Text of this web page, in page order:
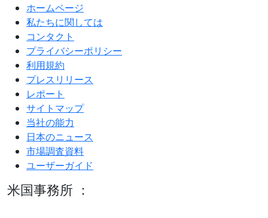
ホームページ
私たちに関しては
コンタクト
プライバシーポリシー
利用規約
プレスリリース
レポート
サイトマップ
当社の能力
日本のニュース
市場調査資料
ユーザーガイド
米国事務所 ：